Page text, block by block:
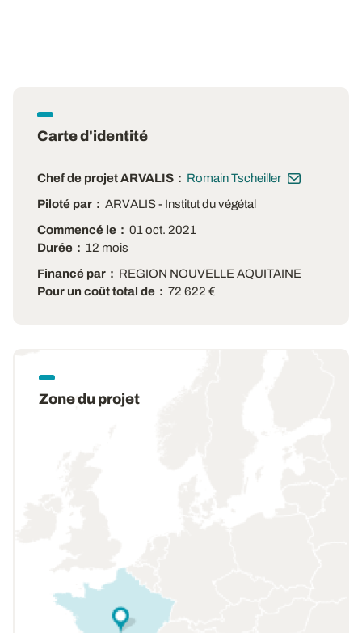
Carte d'identité
Chef de projet ARVALIS
Romain Tscheiller
Piloté par
ARVALIS - Institut du végétal
Commencé le
01 oct. 2021
Durée
12 mois
Financé par
REGION NOUVELLE AQUITAINE
Pour un coût total de
72 622 €
Zone du projet